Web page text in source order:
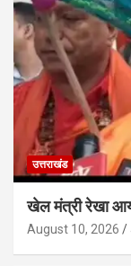
उत्तराखंड
खेल मंत्री रेखा
August 10, 2026